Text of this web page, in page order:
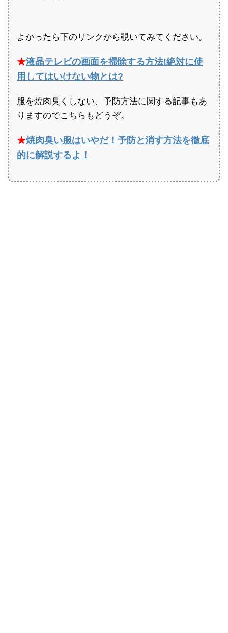
よかったら下のリンクから覗いてみてください。
★液晶テレビの画面を掃除する方法!絶対に使
用してはいけない物とは?
服を焼肉臭くしない、予防方法に関する記事もあ
りますのでこちらもどうぞ。
★焼肉臭い服はいやだ！予防と消す方法を徹底
的に解説するよ！